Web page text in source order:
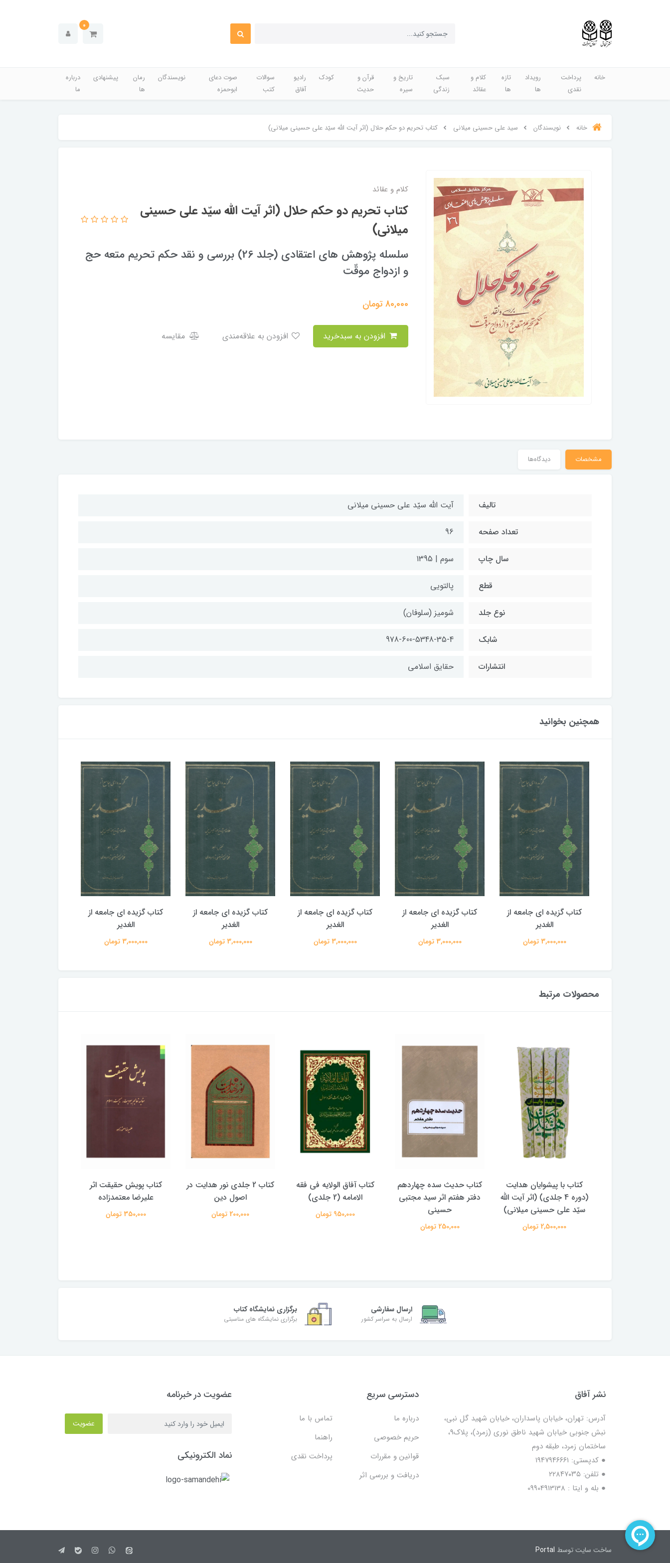
0
خانه
پرداخت
نقدی
رویداد
ها
تازه
ها
کلام و
عقائد
سبک
زندگی
تاریخ و
سیره
قرآن و
حدیث
کودک
رادیو
آفاق
سوالات
کتب
صوت دعای
ابوحمزه
نویسندگان
رمان
ها
پیشنهادی
درباره
ما
خانه نویسندگان سید علی حسینی میلانی کتاب تحریم دو حکم حلال (اثر آیت الله سیّد علی حسینی میلانی)
کلام و عقائد
کتاب تحریم دو حکم حلال (اثر آیت الله سیّد علی حسینی
میلانی)
سلسله پژوهش های اعتقادی (جلد 26) بررسی و نقد حکم تحریم متعه حج
و ازدواج موقّت
80,000تومان
مقایسه
مشخصات دیدگاه‌ها
تالیف آیت الله سیّد علی حسینی میلانی
تعداد صفحه 96
سال چاپ سوم | 1395
قطع پالتویی
نوع جلد شومیز (سلوفان)
شابک 978-600-5348-35-4
انتشارات حقایق اسلامی
همچنین بخوانید
کتاب گزیده ای جامعه از
الغدیر
3,000,000 تومان
کتاب گزیده ای جامعه از
الغدیر
3,000,000 تومان
کتاب گزیده ای جامعه از
الغدیر
3,000,000 تومان
کتاب گزیده ای جامعه از
الغدیر
3,000,000 تومان
کتاب گزیده ای جامعه از
الغدیر
3,000,000 تومان
محصولات مرتبط
کتاب با پیشوایان هدایت
(دوره 4 جلدی) (اثر آیت الله
سیّد علی حسینی میلانی)
2,500,000 تومان
کتاب حدیث سده چهاردهم
دفتر هفتم اثر سید مجتبی
حسینی
250,000 تومان
کتاب آفاق الولایه فی فقه
الامامه (2 جلدی)
950,000 تومان
کتاب 2 جلدی نور هدایت در
اصول دین
200,000 تومان
کتاب پویش حقیقت اثر
علیرضا معتمدزاده
350,000 تومان
ارسال سفارشی
ارسال به سراسر کشور
برگزاری نمایشگاه کتاب
برگزاری نمایشگاه های مناسبتی
نشر آفاق
آدرس: تهران، خیابان پاسداران، خیابان شهید گل نبی،
نبش جنوبی خیابان شهید ناطق نوری (زمرد)، پلاک9،
ساختمان زمرد، طبقه دوم
● کدپستی: ۱۹۴۷۹۴۶۶۶۱
● تلفن: ٢٢٨۴٧۰۳۵
● بله و ایتا : 09904913138
دسترسی سریع
درباره ما
تماس با ما
حریم خصوصی
راهنما
قوانین و مقررات
پرداخت نقدی
دریافت و بررسی اثر
عضویت در خبرنامه
عضویت
نماد الکترونیکی
ساخت سایت توسط Portal